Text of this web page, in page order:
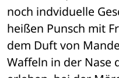
noch indviduelle
heißen Punsch mit
dem Duft von
Waffeln in der Nase